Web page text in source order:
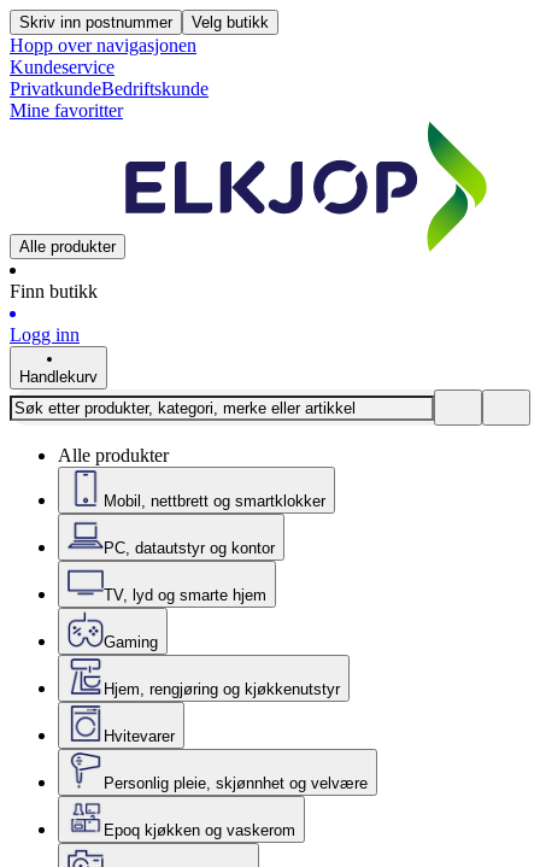
Skriv inn postnummer Velg butikk
Hopp over navigasjonen
Kundeservice
PrivatkundeBedriftskunde
Mine favoritter
Alle produkter
Finn butikk
Logg inn
Handlekurv
Alle produkter
Mobil, nettbrett og smartklokker
PC, datautstyr og kontor
TV, lyd og smarte hjem
Gaming
Hjem, rengjøring og kjøkkenutstyr
Hvitevarer
Personlig pleie, skjønnhet og velvære
Epoq kjøkken og vaskerom